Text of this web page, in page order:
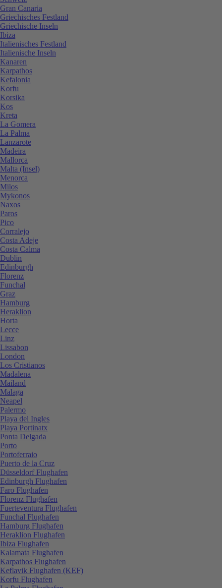
Gran Canaria
Griechisches Festland
Griechische Inseln
Ibiza
Italienisches Festland
Italienische Inseln
Kanaren
Karpathos
Kefalonia
Korfu
Korsika
Kos
Kreta
La Gomera
La Palma
Lanzarote
Madeira
Mallorca
Malta (Insel)
Menorca
Milos
Mykonos
Naxos
Paros
Pico
Corralejo
Costa Adeje
Costa Calma
Dublin
Edinburgh
Florenz
Funchal
Graz
Hamburg
Heraklion
Horta
Lecce
Linz
Lissabon
London
Los Cristianos
Madalena
Mailand
Malaga
Neapel
Palermo
Playa del Ingles
Playa Portinatx
Ponta Delgada
Porto
Portoferraio
Puerto de la Cruz
Düsseldorf Flughafen
Edinburgh Flughafen
Faro Flughafen
Florenz Flughafen
Fuerteventura Flughafen
Funchal Flughafen
Hamburg Flughafen
Heraklion Flughafen
Ibiza Flughafen
Kalamata Flughafen
Karpathos Flughafen
Keflavik Flughafen (KEF)
Korfu Flughafen